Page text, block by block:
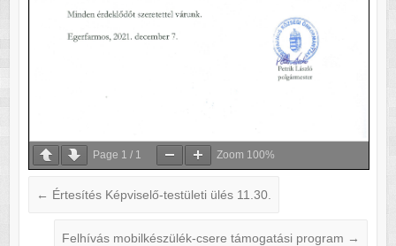
Page 1 / 1 Zoom 100%
← Értesítés Képviselő-testületi ülés 11.30.
Felhívás mobilkészülék-csere támogatási program →